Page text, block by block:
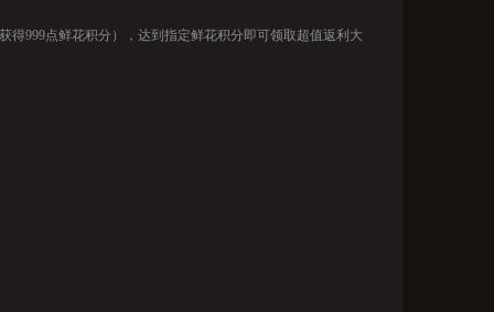
得999点鲜花积分），达到指定鲜花积分即可领取超值返利大